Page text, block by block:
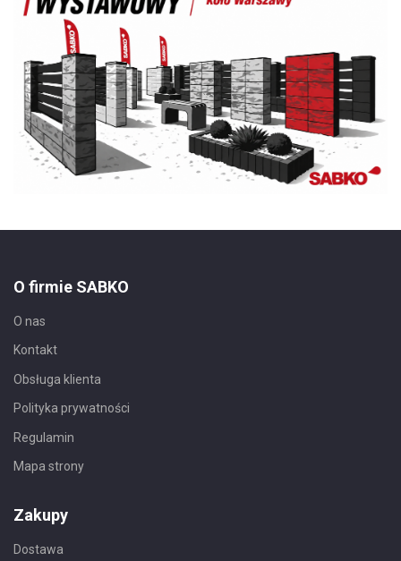
O firmie SABKO
O nas
Kontakt
Obsługa klienta
Polityka prywatności
Regulamin
Mapa strony
Zakupy
Dostawa